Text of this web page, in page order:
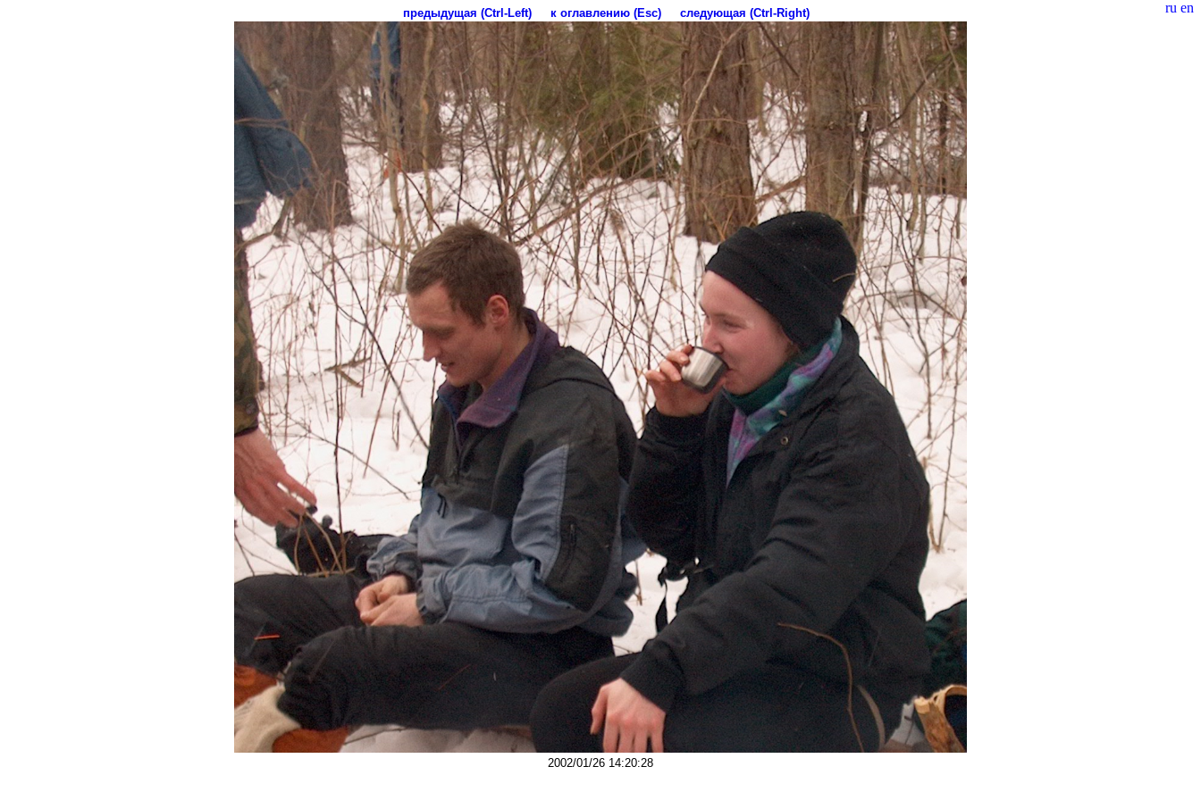
ru en
предыдущая (Ctrl-Left) к оглавлению (Esc) следующая (Ctrl-Right)
2002/01/26 14:20:28